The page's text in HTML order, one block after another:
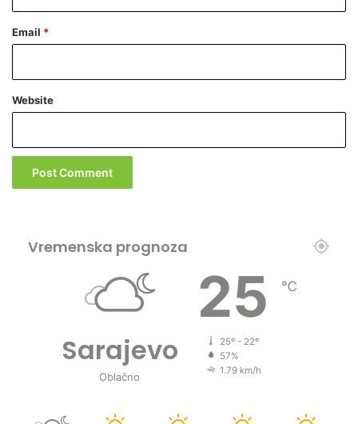
n
Email *
Website
Vremenska prognoza
Sarajevo
Oblačno
25 ℃
25º - 22º
57%
1.79 km/h